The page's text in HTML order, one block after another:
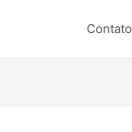
Contato